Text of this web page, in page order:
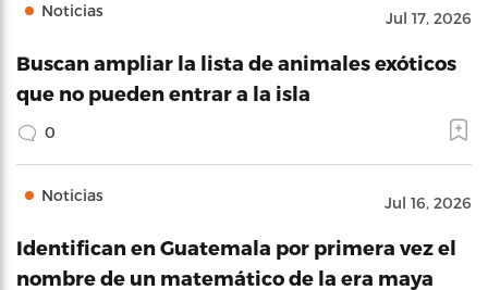
Noticias Jul 17, 2026
Buscan ampliar la lista de animales exóticos
que no pueden entrar a la isla
0
Noticias Jul 16, 2026
Identifican en Guatemala por primera vez el
nombre de un matemático de la era maya